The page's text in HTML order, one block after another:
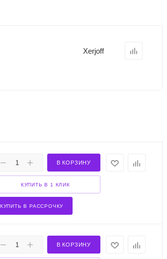
Xerjoff
В КОРЗИНУ
КУПИТЬ В 1 КЛИК
КУПИТЬ В РАССРОЧКУ
В КОРЗИНУ